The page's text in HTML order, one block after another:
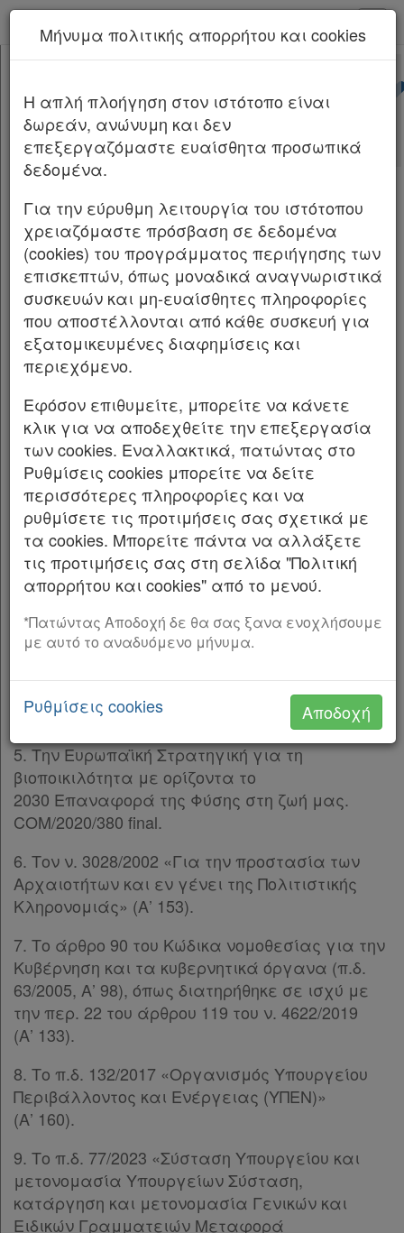
Χρήσιμα
Κεφαλίδα
Σώμα
Υπογραφές
Νέα υπηρεσία Kodiko Assistant.Περισσότερα
ΓΔΠΠ/16314/357/2026
Αριθμ.ΥΠΕΝ/ΓΔΠΠ/16314/357ΦΕΚ Δ
127/27.02.2026
Χαρακτηρισμός τμήματος της
Περιφερειακής Ζώνης Π3 του Εθνικού
Πάρκου Βόρειας Πίνδου στους ορεινούς
όγκους Βασιλίτσας και Μπαλντούμας, ως
προστατευόμενου τοπίου και
προστατευόμενου φυσικού σχηματισμού.
Ο ΠΡΟΪΣΤΑΜΕΝΟΣ ΓΕΝΙΚΗΣ ΔΙΕΥΘΥΝΣΗΣ
ΠΕΡΙΒΑΛΛΟΝΤΙΚΗΣ ΠΟΛΙΤΙΚΗΣ ΤΟΥ
ΥΠΟΥΡΓΕΙΟΥ ΠΕΡΙΒΑΛΛΟΝΤΟΣ ΚΑΙ ΕΝΕΡΓΕΙΑΣ
1. Τον ν. 998/1979 «Περί προστασίας των
δασών και των δασικών εν γένει εκτάσεων
της Χώρας» (Α’ 289).
2. Τον ν. 1650/1986 «Για την προστασία του
περιβάλλοντος» (Α’ 160) και ιδίως τα άρθρα 19
και 21.
3. Τον ν. 3937/2011 «Διατήρηση της
βιοποικιλότητας και άλλες διατάξεις» (Α’ 60).
4. Τον ν. 2204/1994 «Κύρωση Σύμβασης για τη
βιολογική ποικιλότητα» (Α’ 59).
5. Την Ευρωπαϊκή Στρατηγική για τη
βιοποικιλότητα με ορίζοντα το
2030 Επαναφορά της Φύσης στη ζωή μας.
COM/2020/380 final.
6. Τον ν. 3028/2002 «Για την προστασία των
Αρχαιοτήτων και εν γένει της Πολιτιστικής
Κληρονομιάς» (Α’ 153).
7. Το άρθρο 90 του Κώδικα νομοθεσίας για την
Κυβέρνηση και τα κυβερνητικά όργανα (π.δ.
63/2005, Α’ 98), όπως διατηρήθηκε σε ισχύ με
την περ. 22 του άρθρου 119 του ν. 4622/2019
(Α’ 133).
8. Το π.δ. 132/2017 «Οργανισμός Υπουργείου
Περιβάλλοντος και Ενέργειας (ΥΠΕΝ)»
(Α’ 160).
9. Το π.δ. 77/2023 «Σύσταση Υπουργείου και
μετονομασία Υπουργείων Σύσταση,
κατάργηση και μετονομασία Γενικών και
Ειδικών Γραμματειών Μεταφορά
Μήνυμα πολιτικής απορρήτου και cookies
H απλή πλοήγηση στον ιστότοπο είναι
δωρεάν, ανώνυμη και δεν
επεξεργαζόμαστε ευαίσθητα προσωπικά
δεδομένα.
Για την εύρυθμη λειτουργία του ιστότοπου
χρειαζόμαστε πρόσβαση σε δεδομένα
(cookies) του προγράμματος περιήγησης των
επισκεπτών, όπως μοναδικά αναγνωριστικά
συσκευών και μη-ευαίσθητες πληροφορίες
που αποστέλλονται από κάθε συσκευή για
εξατομικευμένες διαφημίσεις και
περιεχόμενο.
Εφόσον επιθυμείτε, μπορείτε να κάνετε
κλικ για να αποδεχθείτε την επεξεργασία
των cookies. Εναλλακτικά, πατώντας στο
Ρυθμίσεις cookies μπορείτε να δείτε
περισσότερες πληροφορίες και να
ρυθμίσετε τις προτιμήσεις σας σχετικά με
τα cookies. Μπορείτε πάντα να αλλάξετε
τις προτιμήσεις σας στη σελίδα "Πολιτική
απορρήτου και cookies" από το μενού.
*Πατώντας Αποδοχή δε θα σας ξανα ενοχλήσουμε
με αυτό το αναδυόμενο μήνυμα.
Ρυθμίσεις cookies Αποδοχή